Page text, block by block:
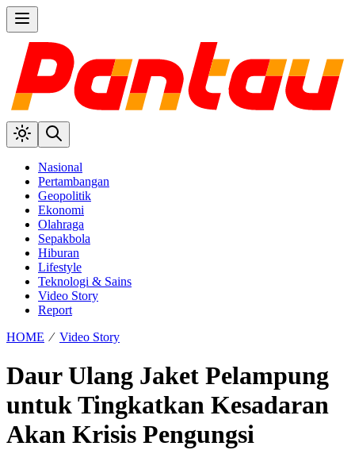
Nasional
Pertambangan
Geopolitik
Ekonomi
Olahraga
Sepakbola
Hiburan
Lifestyle
Teknologi & Sains
Video Story
Report
HOME ⁄ Video Story
Daur Ulang Jaket Pelampung
untuk Tingkatkan Kesadaran
Akan Krisis Pengungsi